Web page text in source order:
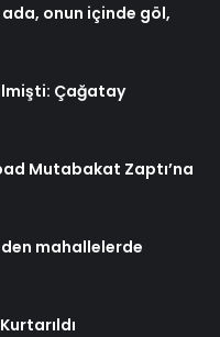
onun içinde göl,
Çağatay
Mutabakat Zaptı’na
mahallelerde